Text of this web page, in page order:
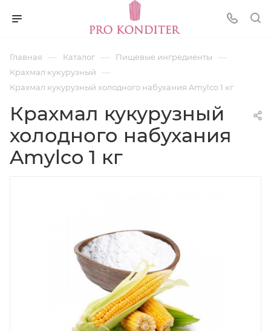
Главная — Каталог — Пищевые ингредиенты —
Крахмал кукурузный —
Крахмал кукурузный холодного набухания Amylco 1 кг
Крахмал кукурузный
холодного набухания
Amylco 1 кг